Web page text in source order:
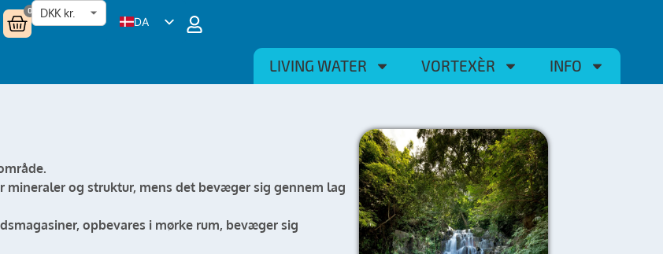
LIVING WATER VORTEXÈR INFO
0
DA
mineraler og struktur, mens det bevæger sig gennem lag
opbevares i mørke rum, bevæger sig